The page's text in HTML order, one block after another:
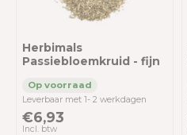
Herbimals
Passiebloemkruid - fijn
Leverbaar met 1- 2 werkdagen
€6,93
Incl. btw